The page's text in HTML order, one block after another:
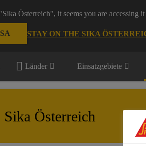
Österreich", it seems you are
STAY ON THE SIKA
Länder Einsatzgebiete
Sika Österreich